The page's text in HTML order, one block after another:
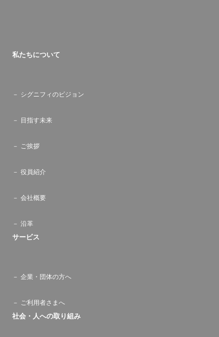
私たちについて
シグニフィのビジョン
目指す未来
ご挨拶
役員紹介
会社概要
沿革
サービス
企業・団体の方へ
ご利用者さまへ
社会・人への取り組み